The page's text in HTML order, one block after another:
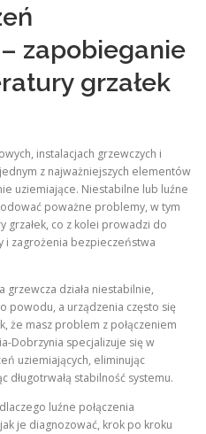
zapobieganie
grzałek
instalacjach grzewczych i
z najważniejszych elementów
uziemiające. Niestabilne lub luźne
poważne problemy, w tym
co z kolei prowadzi do
i zagrożenia bezpieczeństwa
grzewcza działa niestabilnie,
powodu, a urządzenia często się
że masz problem z połączeniem
Dobrzynia specjalizuje się w
uziemiających, eliminując
stabilność systemu.
luźne połączenia
je diagnozować, krok po kroku